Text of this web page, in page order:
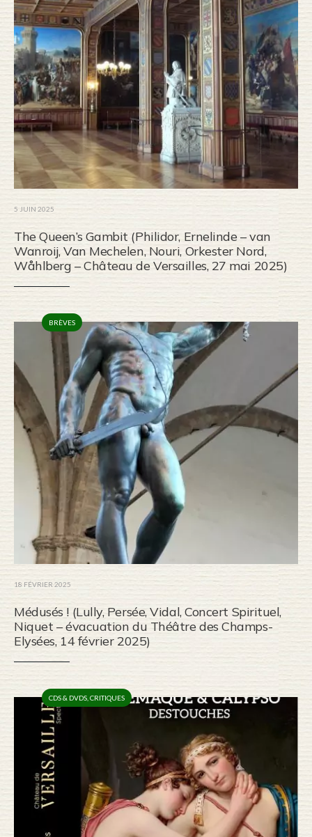
5 JUIN 2025
The Queen’s Gambit (Philidor, Ernelinde – van
Wanroij, Van Mechelen, Nouri, Orkester Nord,
Wåhlberg – Château de Versailles, 27 mai 2025)
BRÈVES
18 FÉVRIER 2025
Médusés ! (Lully, Persée, Vidal, Concert Spirituel,
Niquet – évacuation du Théâtre des Champs-
Elysées, 14 février 2025)
CDS & DVDS CRITIQUES